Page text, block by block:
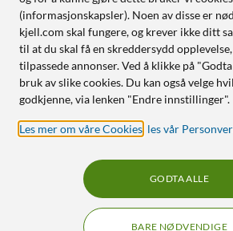
(informasjonskapsler). Noen av disse er
kjell.com skal fungere, og krever ikke ditt
til at du skal få en skreddersydd
tilpassede annonser. Ved å klikke på
bruk av slike cookies. Du kan også velge
godkjenne, via lenken "Endre innstillinger".
Les mer om våre Cookies les vår
BARE NØDVENDIGE
GODTA ALLE